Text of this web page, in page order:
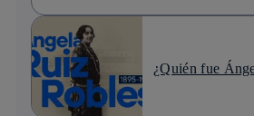
¿Quién fue